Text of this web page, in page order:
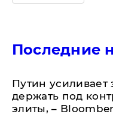
Последние
Путин
держать под
элиты, –